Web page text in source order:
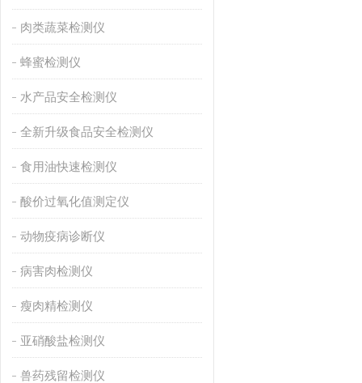
肉类蔬菜检测仪
蜂蜜检测仪
水产品安全检测仪
全新升级食品安全检测仪
食用油快速检测仪
酸价过氧化值测定仪
动物疫病诊断仪
病害肉检测仪
瘦肉精检测仪
亚硝酸盐检测仪
兽药残留检测仪